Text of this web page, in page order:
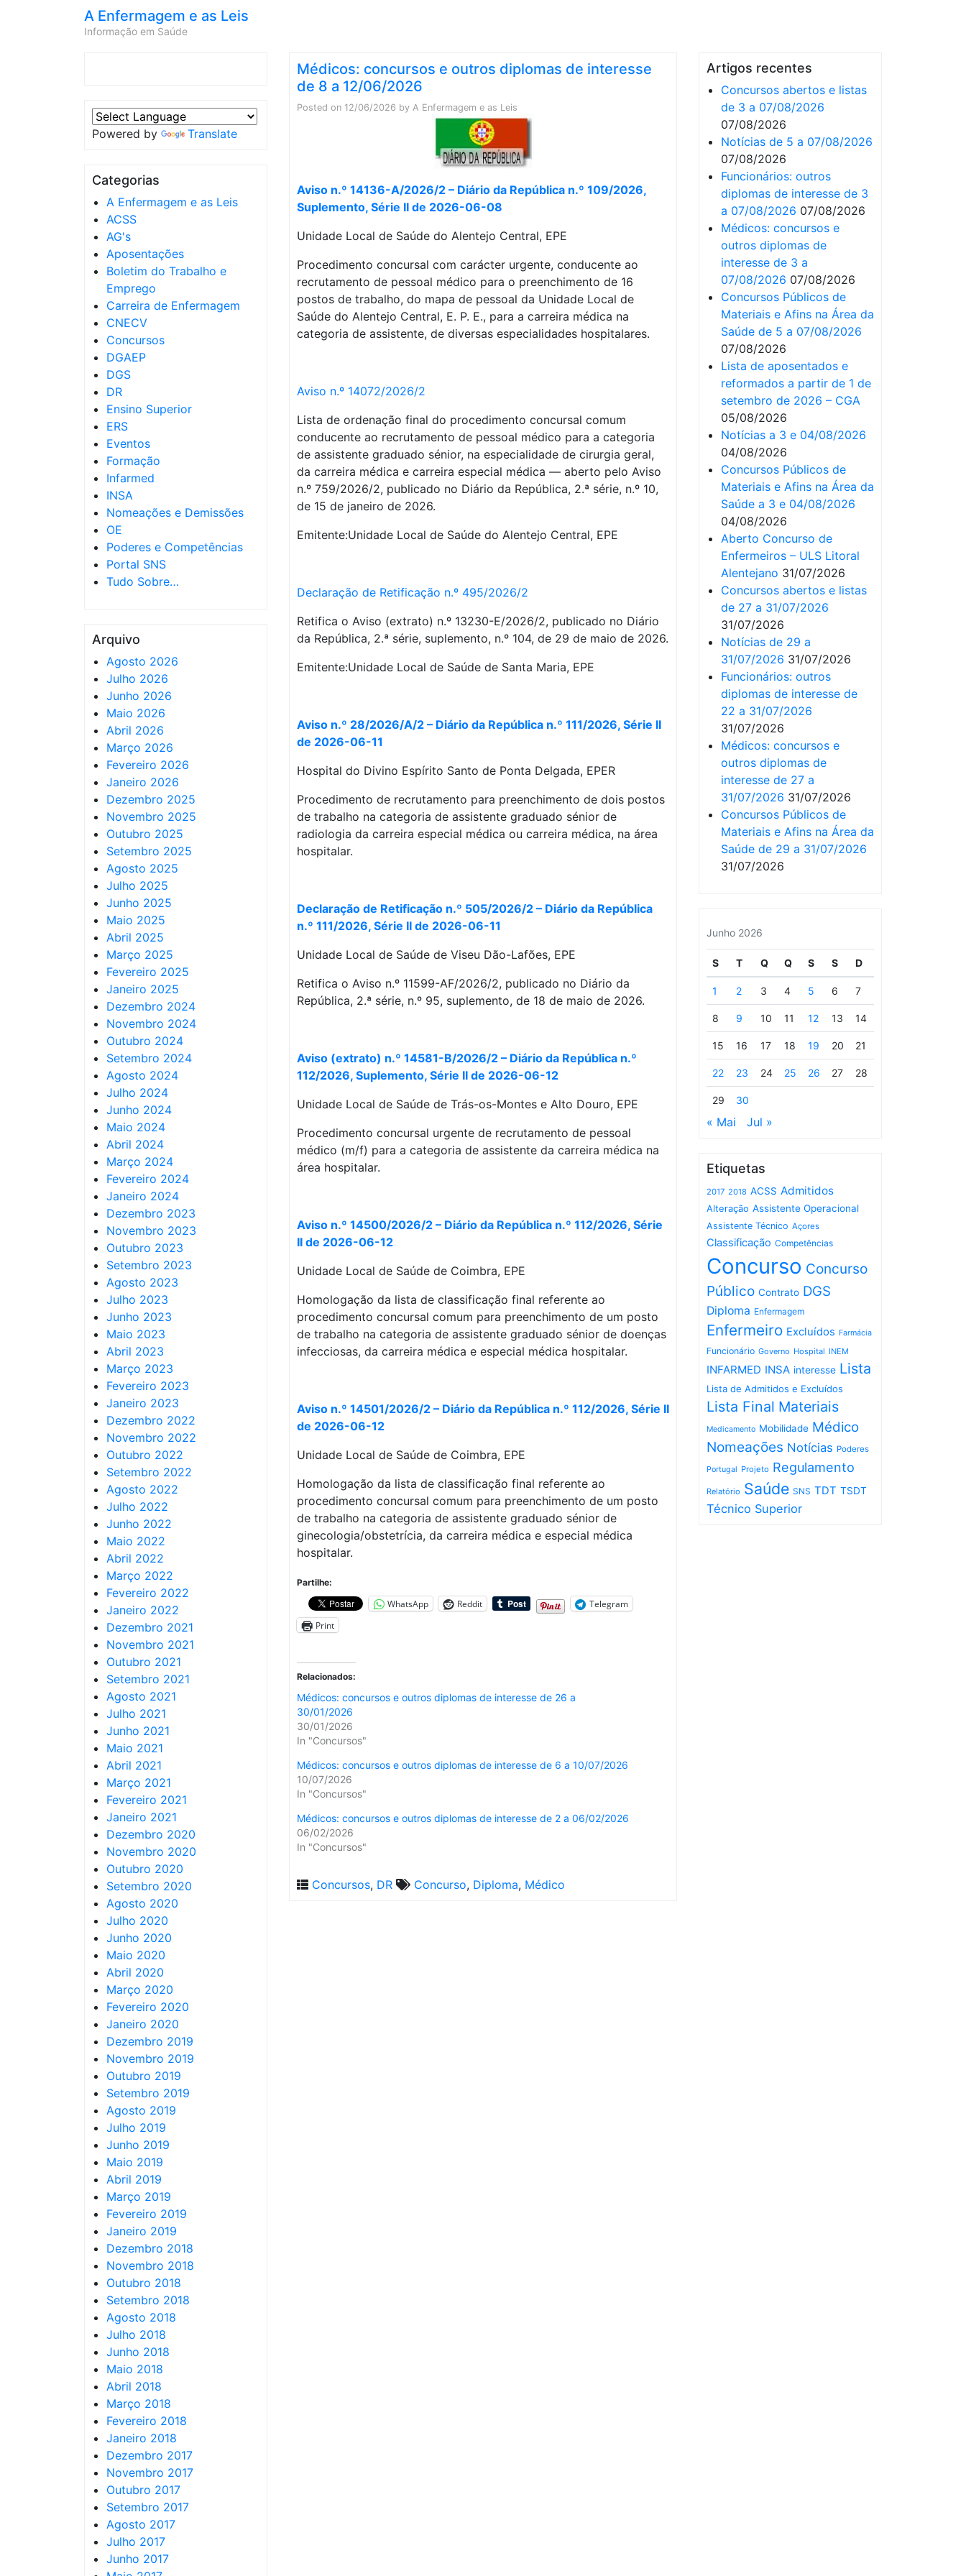
A Enfermagem e as Leis
Informação em Saúde
Powered by Translate
Categorias
A Enfermagem e as Leis
ACSS
AG's
Aposentações
Boletim do Trabalho e
Emprego
Carreira de Enfermagem
CNECV
Concursos
DGAEP
DGS
DR
Ensino Superior
ERS
Eventos
Formação
Infarmed
INSA
Nomeações e Demissões
OE
Poderes e Competências
Portal SNS
Tudo Sobre…
Arquivo
Agosto 2026
Julho 2026
Junho 2026
Maio 2026
Abril 2026
Março 2026
Fevereiro 2026
Janeiro 2026
Dezembro 2025
Novembro 2025
Outubro 2025
Setembro 2025
Agosto 2025
Julho 2025
Junho 2025
Maio 2025
Abril 2025
Março 2025
Fevereiro 2025
Janeiro 2025
Dezembro 2024
Novembro 2024
Outubro 2024
Setembro 2024
Agosto 2024
Julho 2024
Junho 2024
Maio 2024
Abril 2024
Março 2024
Fevereiro 2024
Janeiro 2024
Dezembro 2023
Novembro 2023
Outubro 2023
Setembro 2023
Agosto 2023
Julho 2023
Junho 2023
Maio 2023
Abril 2023
Março 2023
Fevereiro 2023
Janeiro 2023
Dezembro 2022
Novembro 2022
Outubro 2022
Setembro 2022
Agosto 2022
Julho 2022
Junho 2022
Maio 2022
Abril 2022
Março 2022
Fevereiro 2022
Janeiro 2022
Dezembro 2021
Novembro 2021
Outubro 2021
Setembro 2021
Agosto 2021
Julho 2021
Junho 2021
Maio 2021
Abril 2021
Março 2021
Fevereiro 2021
Janeiro 2021
Dezembro 2020
Novembro 2020
Outubro 2020
Setembro 2020
Agosto 2020
Julho 2020
Junho 2020
Maio 2020
Abril 2020
Março 2020
Fevereiro 2020
Janeiro 2020
Dezembro 2019
Novembro 2019
Outubro 2019
Setembro 2019
Agosto 2019
Julho 2019
Junho 2019
Maio 2019
Abril 2019
Março 2019
Fevereiro 2019
Janeiro 2019
Dezembro 2018
Novembro 2018
Outubro 2018
Setembro 2018
Agosto 2018
Julho 2018
Junho 2018
Maio 2018
Abril 2018
Março 2018
Fevereiro 2018
Janeiro 2018
Dezembro 2017
Novembro 2017
Outubro 2017
Setembro 2017
Agosto 2017
Julho 2017
Junho 2017
Médicos: concursos e outros diplomas de interesse
de 8 a 12/06/2026
Posted on 12/06/2026 by A Enfermagem e as Leis
Aviso n.º 14136-A/2026/2 – Diário da República n.º 109/2026,
Suplemento, Série II de 2026-06-08
Unidade Local de Saúde do Alentejo Central, EPE
Procedimento concursal com carácter urgente, conducente ao
recrutamento de pessoal médico para o preenchimento de 16
postos de trabalho, do mapa de pessoal da Unidade Local de
Saúde do Alentejo Central, E. P. E., para a carreira médica na
categoria de assistente, de diversas especialidades hospitalares.
Aviso n.º 14072/2026/2
Lista de ordenação final do procedimento concursal comum
conducente ao recrutamento de pessoal médico para a categoria
de assistente graduado sénior, na especialidade de cirurgia geral,
da carreira médica e carreira especial médica ― aberto pelo Aviso
n.º 759/2026/2, publicado no Diário da República, 2.ª série, n.º 10,
de 15 de janeiro de 2026.
Emitente:Unidade Local de Saúde do Alentejo Central, EPE
Declaração de Retificação n.º 495/2026/2
Retifica o Aviso (extrato) n.º 13230-E/2026/2, publicado no Diário
da República, 2.ª série, suplemento, n.º 104, de 29 de maio de 2026.
Emitente:Unidade Local de Saúde de Santa Maria, EPE
Aviso n.º 28/2026/A/2 – Diário da República n.º 111/2026, Série II
de 2026-06-11
Hospital do Divino Espírito Santo de Ponta Delgada, EPER
Procedimento de recrutamento para preenchimento de dois postos
de trabalho na categoria de assistente graduado sénior de
radiologia da carreira especial médica ou carreira médica, na área
hospitalar.
Declaração de Retificação n.º 505/2026/2 – Diário da República
n.º 111/2026, Série II de 2026-06-11
Unidade Local de Saúde de Viseu Dão-Lafões, EPE
Retifica o Aviso n.º 11599-AF/2026/2, publicado no Diário da
República, 2.ª série, n.º 95, suplemento, de 18 de maio de 2026.
Aviso (extrato) n.º 14581-B/2026/2 – Diário da República n.º
112/2026, Suplemento, Série II de 2026-06-12
Unidade Local de Saúde de Trás-os-Montes e Alto Douro, EPE
Procedimento concursal urgente de recrutamento de pessoal
médico (m/f) para a categoria de assistente da carreira médica na
área hospitalar.
Aviso n.º 14500/2026/2 – Diário da República n.º 112/2026, Série
II de 2026-06-12
Unidade Local de Saúde de Coimbra, EPE
Homologação da lista de classificação final referente ao
procedimento concursal comum para preenchimento de um posto
de trabalho na categoria de assistente graduado sénior de doenças
infecciosas, da carreira médica e especial médica hospitalar.
Aviso n.º 14501/2026/2 – Diário da República n.º 112/2026, Série II
de 2026-06-12
Unidade Local de Saúde de Coimbra, EPE
Homologação da lista de classificação final referente ao
procedimento concursal comum para preenchimento de um posto
de trabalho na categoria de assistente graduado sénior de
ginecologia/obstetrícia, da carreira médica e especial médica
hospitalar.
Partilhe:
WhatsApp Reddit
Telegram
Print
Relacionados:
Médicos: concursos e outros diplomas de interesse de 26 a
30/01/2026
30/01/2026
In "Concursos"
Médicos: concursos e outros diplomas de interesse de 6 a 10/07/2026
10/07/2026
In "Concursos"
Médicos: concursos e outros diplomas de interesse de 2 a 06/02/2026
06/02/2026
In "Concursos"
Concursos, DR Concurso, Diploma, Médico
Artigos recentes
Concursos abertos e listas
de 3 a 07/08/2026
07/08/2026
Notícias de 5 a 07/08/2026
07/08/2026
Funcionários: outros
diplomas de interesse de 3
a 07/08/2026 07/08/2026
Médicos: concursos e
outros diplomas de
interesse de 3 a
07/08/2026 07/08/2026
Concursos Públicos de
Materiais e Afins na Área da
Saúde de 5 a 07/08/2026
07/08/2026
Lista de aposentados e
reformados a partir de 1 de
setembro de 2026 – CGA
05/08/2026
Notícias a 3 e 04/08/2026
04/08/2026
Concursos Públicos de
Materiais e Afins na Área da
Saúde a 3 e 04/08/2026
04/08/2026
Aberto Concurso de
Enfermeiros – ULS Litoral
Alentejano 31/07/2026
Concursos abertos e listas
de 27 a 31/07/2026
31/07/2026
Notícias de 29 a
31/07/2026 31/07/2026
Funcionários: outros
diplomas de interesse de
22 a 31/07/2026
31/07/2026
Médicos: concursos e
outros diplomas de
interesse de 27 a
31/07/2026 31/07/2026
Concursos Públicos de
Materiais e Afins na Área da
Saúde de 29 a 31/07/2026
31/07/2026
Junho 2026
S T Q Q S S D
1 2 3 4 5 6 7
8 9 10 11 12 13 14
15 16 17 18 19 20 21
22 23 24 25 26 27 28
29 30
« Mai Jul »
Etiquetas
2017 2018 ACSS Admitidos
Alteração Assistente Operacional
Assistente Técnico Açores
Classificação Competências
Concurso Concurso
Público Contrato DGS
Diploma Enfermagem
Enfermeiro Excluídos Farmácia
Funcionário Governo Hospital INEM
INFARMED INSA interesse Lista
Lista de Admitidos e Excluídos
Lista Final Materiais
Medicamento Mobilidade Médico
Nomeações Notícias Poderes
Portugal Projeto Regulamento
Relatório Saúde SNS TDT TSDT
Técnico Superior